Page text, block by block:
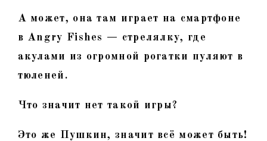
А может, она там играет на смартфоне
в Angry Fishes — стрелялку, где
акулами из огромной рогатки пуляют в
тюленей.
Что значит нет такой игры?
Это же Пушкин, значит всё может быть!